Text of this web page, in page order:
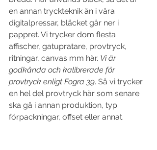
en annan tryckteknik än i våra
digitalpressar, bläcket går ner i
pappret. Vi trycker dom flesta
affischer, gatupratare, provtryck,
ritningar, canvas mm här. Vi är
godkända och kalibrerade för
provtryck enligt Fogra 39. Så vi trycker
en hel del provtryck här som senare
ska gå i annan produktion, typ
förpackningar, offset eller annat.